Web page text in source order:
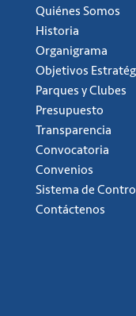
Quiénes Somos
Historia
Organigrama
Objetivos
Parques y Clubes
Presupuesto
Transparencia
Convocatoria
Convenios
Sistema de
Contáctenos